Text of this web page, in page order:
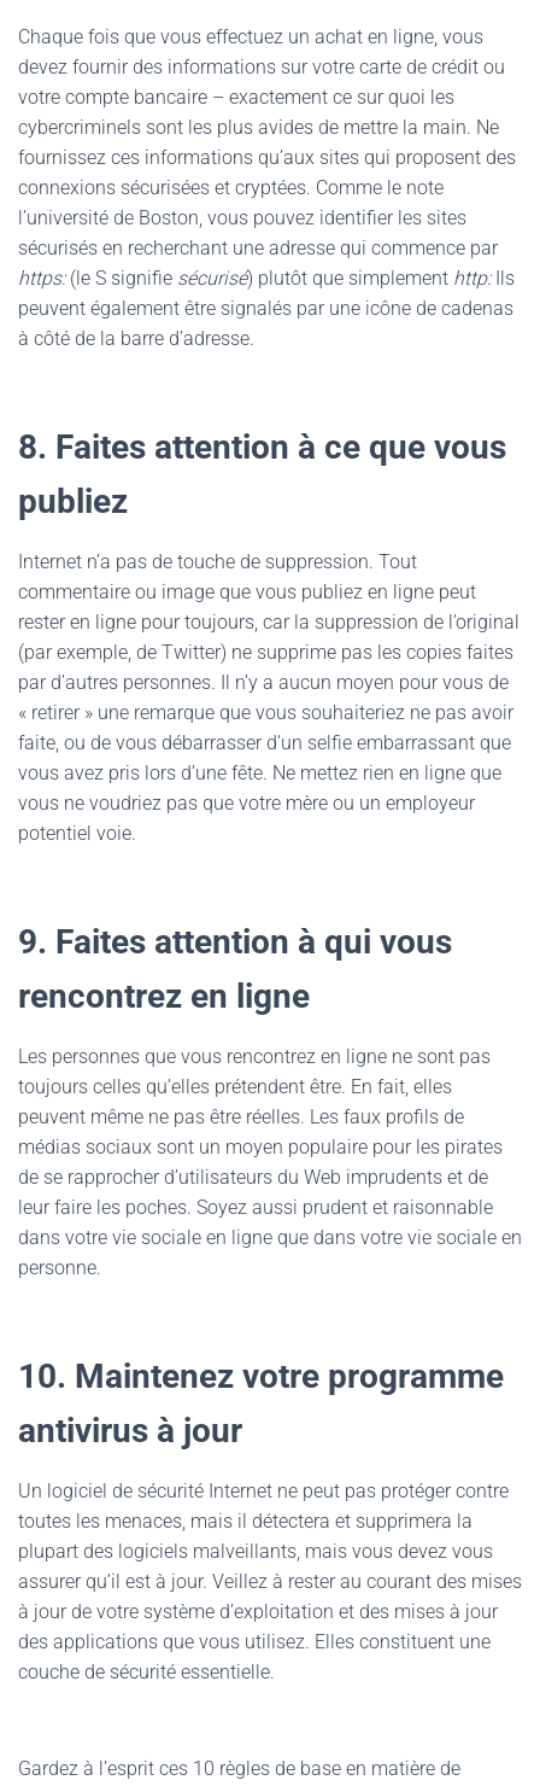
Chaque fois que vous effectuez un achat en ligne, vous
devez fournir des informations sur votre carte de crédit ou
votre compte bancaire – exactement ce sur quoi les
cybercriminels sont les plus avides de mettre la main. Ne
fournissez ces informations qu’aux sites qui proposent des
connexions sécurisées et cryptées. Comme le note
l’université de Boston, vous pouvez identifier les sites
sécurisés en recherchant une adresse qui commence par
https:(le S signifie sécurisé) plutôt que simplement http:Ils
peuvent également être signalés par une icône de cadenas
à côté de la barre d’adresse.
8. Faites attention à ce que vous
publiez
Internet n’a pas de touche de suppression. Tout
commentaire ou image que vous publiez en ligne peut
rester en ligne pour toujours, car la suppression de l’original
(par exemple, de Twitter) ne supprime pas les copies faites
par d’autres personnes. Il n’y a aucun moyen pour vous de
« retirer » une remarque que vous souhaiteriez ne pas avoir
faite, ou de vous débarrasser d’un selfie embarrassant que
vous avez pris lors d’une fête. Ne mettez rien en ligne que
vous ne voudriez pas que votre mère ou un employeur
potentiel voie.
9. Faites attention à qui vous
rencontrez en ligne
Les personnes que vous rencontrez en ligne ne sont pas
toujours celles qu’elles prétendent être. En fait, elles
peuvent même ne pas être réelles. Les faux profils de
médias sociaux sont un moyen populaire pour les pirates
de se rapprocher d’utilisateurs du Web imprudents et de
leur faire les poches. Soyez aussi prudent et raisonnable
dans votre vie sociale en ligne que dans votre vie sociale en
personne.
10. Maintenez votre programme
antivirus à jour
Un logiciel de sécurité Internet ne peut pas protéger contre
toutes les menaces, mais il détectera et supprimera la
plupart des logiciels malveillants, mais vous devez vous
assurer qu’il est à jour. Veillez à rester au courant des mises
à jour de votre système d’exploitation et des mises à jour
des applications que vous utilisez. Elles constituent une
couche de sécurité essentielle.
Gardez à l’esprit ces 10 règles de base en matière de